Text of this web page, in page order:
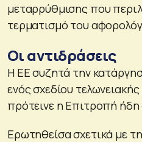
μεταρρύθμισης που
τερματισμό του
Οι αντιδράσεις
Η ΕΕ συζητά την
ενός σχεδίου
πρότεινε η Επιτροπή
Ερωτηθείσα σχετικά με